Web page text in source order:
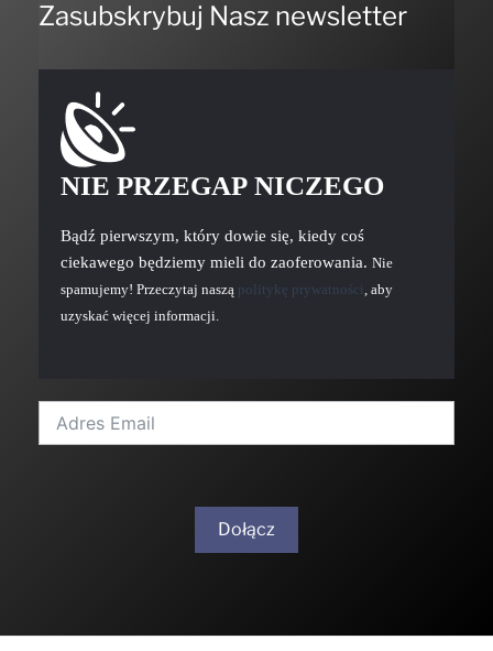
Zasubskrybuj Nasz newsletter
NIE PRZEGAP NICZEGO
Bądź pierwszym, który dowie się, kiedy coś
ciekawego będziemy mieli do zaoferowania. Nie
spamujemy! Przeczytaj naszą politykę prywatności, aby
uzyskać więcej informacji.
Dołącz